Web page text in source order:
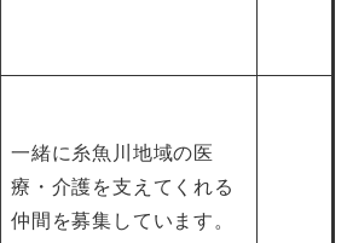
一緒に糸魚川地域の医
療・介護を支えてくれる
仲間を募集しています。